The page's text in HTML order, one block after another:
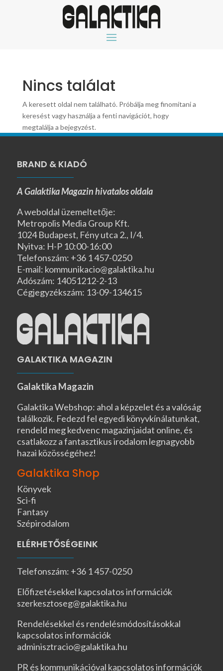
Nincs találat
A keresett oldal nem található. Próbálja meg finomítani a
keresést vagy használja a fenti navigációt, hogy
megtalálja a bejegyzést.
BRAND & KIADÓ
A Galaktika Magazin hivatalos oldala
A weboldal üzemeltetője:
Metropolis Media Group Kft.
1024 Budapest, Fény utca 2., I/4.
Nyitva: H-P 10:00-16:00
Telefonszám: +36 1 457-0250
E-mail: kommunikacio@galaktika.hu
Adószám: 14051212-2-13
Cégjegyzékszám: 13-09-134615
GALAKTIKA MAGAZIN
Galaktika Magazin
Galaktika Webshop: ahol a képzelet és a valóság
találkozik. Fedezd fel egyedi könyvkínálatunkat,
rendeld meg kedvenc magazinjaidat online, és
csatlakozz a fantasztikus irodalom legnagyobb
hazai közösségéhez!
Galaktika Shop
Könyvek
Sci-fi
Fantasy
Szépirodalom
ELÉRHETŐSÉGEINK
Telefonszám: +36 1 457-0250
Előfizetésekkel kapcsolatos információk
szerkesztoseg@galaktika.hu
Rendelésekkel és rendelésmódosításokkal
kapcsolatos információk
adminisztracio@galaktika.hu
PR és kommunikációval kapcsolatos információk